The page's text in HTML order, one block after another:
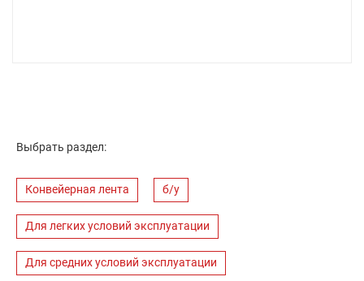
Выбрать раздел:
Конвейерная лента б/у
Для легких условий эксплуатации
Для средних условий эксплуатации